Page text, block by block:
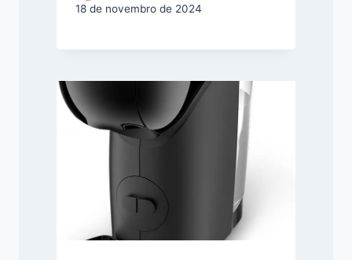
18 de novembro de 2024